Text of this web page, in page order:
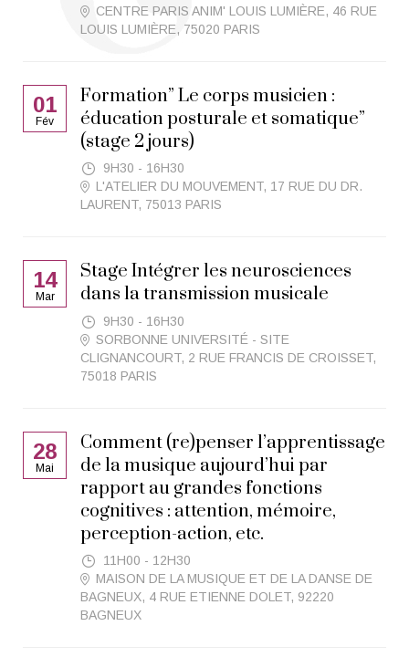
CENTRE PARIS ANIM' LOUIS LUMIÈRE, 46 RUE
LOUIS LUMIÈRE, 75020 PARIS
01
Fév
Formation” Le corps musicien :
éducation posturale et somatique”
(stage 2 jours)
9H30 - 16H30
L'ATELIER DU MOUVEMENT, 17 RUE DU DR.
LAURENT, 75013 PARIS
14
Mar
Stage Intégrer les neurosciences
dans la transmission musicale
9H30 - 16H30
SORBONNE UNIVERSITÉ - SITE
CLIGNANCOURT, 2 RUE FRANCIS DE CROISSET,
75018 PARIS
28
Mai
Comment (re)penser l’apprentissage
de la musique aujourd’hui par
rapport au grandes fonctions
cognitives : attention, mémoire,
perception-action, etc.
11H00 - 12H30
MAISON DE LA MUSIQUE ET DE LA DANSE DE
BAGNEUX, 4 RUE ETIENNE DOLET, 92220
BAGNEUX